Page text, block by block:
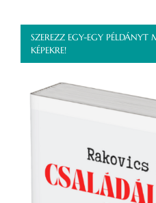
SZEREZZ EGY-EGY
KÉPEKRE!